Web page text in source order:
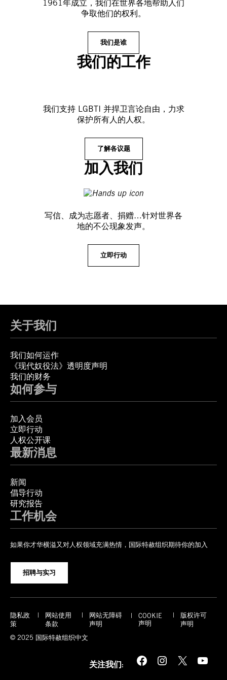
1961年成立，我们在世界各地帮助人们
争取他们的权利。
我们是谁
我们的工作
我们支持 LGBTI 并捍卫言论自由，力求
保护所有人的人权。
了解各议题
加入我们
写信、成为志愿者、捐赠…针对世界各
地的不公现象发声。
立即行动
关于我们
我们如何运作
《现代奴役法》透明度声明
我们的财务
如何参与
加入会员
立即行动
人权公开课
最新消息
新闻
倡导行动
研究报告
工作机会
如果你才华横溢又对人权领域充满热情，国际特赦组织期待你的加入
招聘与实习
隐私政
策
网站使用
条款
网站无障碍
声明
COOKIE
声明
版权许可
声明
© 2025 国际特赦组织中文
关注我们: Facebook Instagram X YouTube